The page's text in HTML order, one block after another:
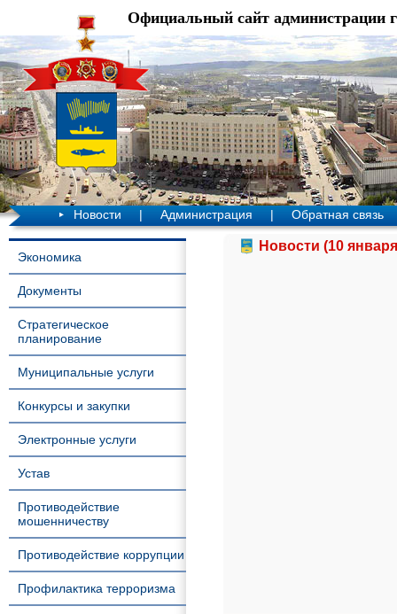
Официальный сайт администрации
Новости | Администрация | Обратная связь
Экономика
Документы
Стратегическое
планирование
Муниципальные услуги
Конкурсы и закупки
Электронные услуги
Устав
Противодействие
мошенничеству
Противодействие коррупции
Профилактика терроризма
Новости (10